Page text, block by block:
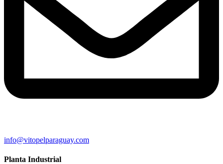
info@vitopelparaguay.com
Planta Industrial